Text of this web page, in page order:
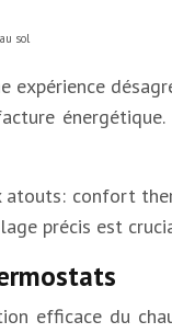
sol
expérience
confort
précis est
efficace du